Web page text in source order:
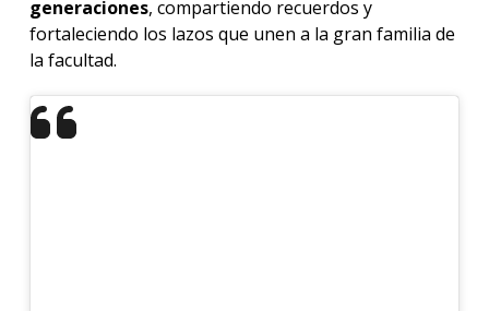
generaciones, compartiendo recuerdos y
fortaleciendo los lazos que unen a la gran familia de
la facultad.